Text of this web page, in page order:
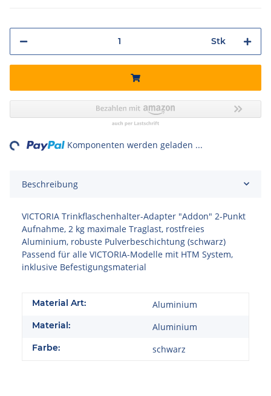
Stk
Komponenten werden geladen ...
Beschreibung
VICTORIA Trinkflaschenhalter-Adapter "Addon" 2-Punkt
Aufnahme, 2 kg maximale Traglast, rostfreies
Aluminium, robuste Pulverbeschichtung (schwarz)
Passend für alle VICTORIA-Modelle mit HTM System,
inklusive Befestigungsmaterial
Material Art: Aluminium
Material: Aluminium
Farbe: schwarz